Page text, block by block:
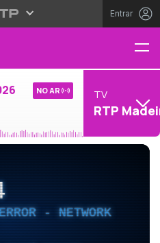
Entrar
NO AR TV
RTP
- NETWORK